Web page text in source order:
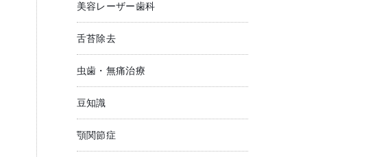
美容レーザー歯科
舌苔除去
虫歯・無痛治療
豆知識
顎関節症